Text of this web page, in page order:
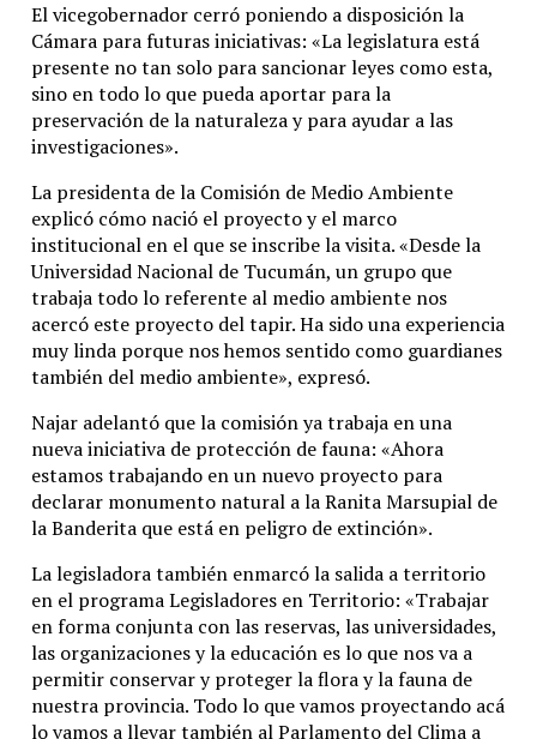
El vicegobernador cerró poniendo a disposición la
Cámara para futuras iniciativas: «La legislatura está
presente no tan solo para sancionar leyes como esta,
sino en todo lo que pueda aportar para la
preservación de la naturaleza y para ayudar a las
investigaciones».
La presidenta de la Comisión de Medio Ambiente
explicó cómo nació el proyecto y el marco
institucional en el que se inscribe la visita. «Desde la
Universidad Nacional de Tucumán, un grupo que
trabaja todo lo referente al medio ambiente nos
acercó este proyecto del tapir. Ha sido una experiencia
muy linda porque nos hemos sentido como guardianes
también del medio ambiente», expresó.
Najar adelantó que la comisión ya trabaja en una
nueva iniciativa de protección de fauna: «Ahora
estamos trabajando en un nuevo proyecto para
declarar monumento natural a la Ranita Marsupial de
la Banderita que está en peligro de extinción».
La legisladora también enmarcó la salida a territorio
en el programa Legisladores en Territorio: «Trabajar
en forma conjunta con las reservas, las universidades,
las organizaciones y la educación es lo que nos va a
permitir conservar y proteger la flora y la fauna de
nuestra provincia. Todo lo que vamos proyectando acá
lo vamos a llevar también al Parlamento del Clima a